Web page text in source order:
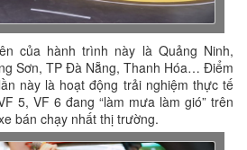
của hành trình này là Quảng Ninh,
Sơn, TP Đà Nẵng, Thanh Hóa… Điểm
này là hoạt động trải nghiệm thực tế
5, VF 6 đang “làm mưa làm gió” trên
bán chạy nhất thị trường.